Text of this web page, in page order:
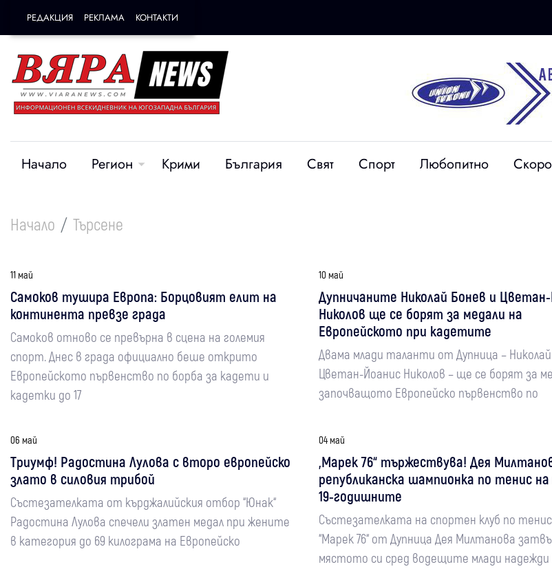
РЕДАКЦИЯ РЕКЛАМА КОНТАКТИ
Начало Регион Крими България Свят Спорт Любопитно
Начало Търсене
11 май
Самоков тушира Европа: Борцовият елит на
континента превзе града
Самоков отново се превърна в сцена на големия
спорт. Днес в града официално беше открито
Европейското първенство по борба за кадети и
кадетки до 17
10 май
Дупничаните Николай Бонев и
Николов ще се борят за медали на
Европейското при кадетите
Двама млади таланти от Дупница –
Цветан-Йоанис Николов – ще се борят за
започващото Европейско първенство по
06 май
Триумф! Радостина Лулова с второ европейско
злато в силовия трибой
Състезателката от кърджалийския отбор “Юнак“
Радостина Лулова спечели златен медал при жените
в категория до 69 килограма на Европейско
04 май
„Марек 76“ тържествува! Дея
републиканска шампионка по тенис
19-годишните
Състезателката на спортен клуб по
“Марек 76“ от Дупница Дея Милтанова
мястото си сред водещите млади надежди